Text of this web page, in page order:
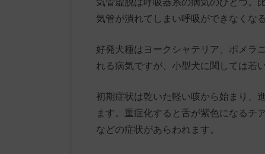
気管が潰れてしまい呼吸ができなくな
好発犬種はヨークシャテリア、ポメラ
れる病気ですが、小型犬に関しては若
初期症状は乾いた軽い咳から始まり、
ます。重症化すると舌が紫色になるチ
などの症状があらわれます。